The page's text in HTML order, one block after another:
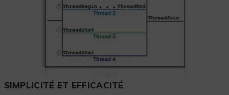
SIMPLICITÉ ET EFFICACITÉ